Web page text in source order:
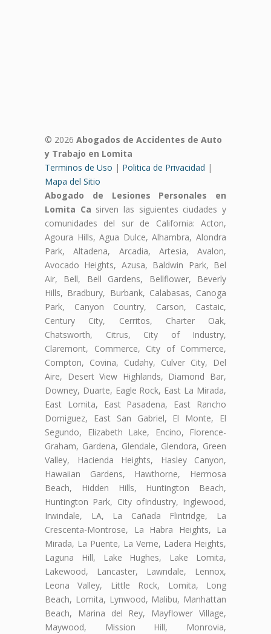
© 2026 Abogados de Accidentes de Auto
y Trabajo en Lomita
Terminos de Uso | Politica de Privacidad |
Mapa del Sitio
Abogado de Lesiones Personales en
Lomita Ca sirven las siguientes ciudades y
comunidades del sur de California: Acton,
Agoura Hills, Agua Dulce, Alhambra, Alondra
Park, Altadena, Arcadia, Artesia, Avalon,
Avocado Heights, Azusa, Baldwin Park, Bel
Air, Bell, Bell Gardens, Bellflower, Beverly
Hills, Bradbury, Burbank, Calabasas, Canoga
Park, Canyon Country, Carson, Castaic,
Century City, Cerritos, Charter Oak,
Chatsworth, Citrus, City of Industry,
Claremont, Commerce, City of Commerce,
Compton, Covina, Cudahy, Culver City, Del
Aire, Desert View Highlands, Diamond Bar,
Downey, Duarte, Eagle Rock, East La Mirada,
East Lomita, East Pasadena, East Rancho
Domiguez, East San Gabriel, El Monte, El
Segundo, Elizabeth Lake, Encino, Florence-
Graham, Gardena, Glendale, Glendora, Green
Valley, Hacienda Heights, Hasley Canyon,
Hawaiian Gardens, Hawthorne, Hermosa
Beach, Hidden Hills, Huntington Beach,
Huntington Park, City ofIndustry, Inglewood,
Irwindale, LA, La Cañada Flintridge, La
Crescenta-Montrose, La Habra Heights, La
Mirada, La Puente, La Verne, Ladera Heights,
Laguna Hill, Lake Hughes, Lake Lomita,
Lakewood, Lancaster, Lawndale, Lennox,
Leona Valley, Little Rock, Lomita, Long
Beach, Lomita, Lynwood, Malibu, Manhattan
Beach, Marina del Rey, Mayflower Village,
Maywood, Mission Hill, Monrovia,